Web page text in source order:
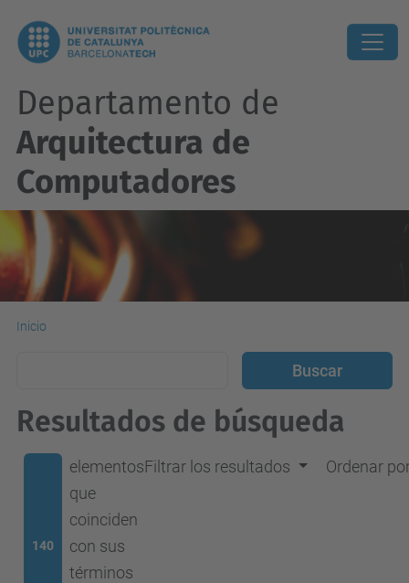
Departamento de
Arquitectura de
Computadores
Inicio
Resultados de búsqueda
140
elementos
que
coinciden
con sus
términos
Filtrar los resultados Ordenar